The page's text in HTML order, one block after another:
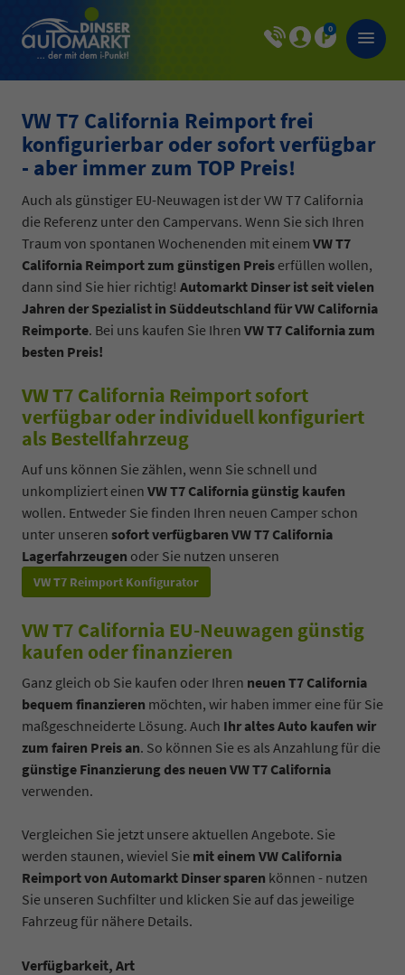
0
VW T7 California Reimport frei
konfigurierbar oder sofort verfügbar
- aber immer zum TOP Preis!
Auch als günstiger EU-Neuwagen ist der VW T7 California
die Referenz unter den Campervans. Wenn Sie sich Ihren
Traum von spontanen Wochenenden mit einem VW T7
California Reimport zum günstigen Preis erfüllen wollen,
dann sind Sie hier richtig! Automarkt Dinser ist seit vielen
Jahren der Spezialist in Süddeutschland für VW California
Reimporte. Bei uns kaufen Sie Ihren VW T7 California zum
besten Preis!
VW T7 California Reimport sofort
verfügbar oder individuell konfiguriert
als Bestellfahrzeug
Auf uns können Sie zählen, wenn Sie schnell und
unkompliziert einen VW T7 California günstig kaufen
wollen. Entweder Sie finden Ihren neuen Camper schon
unter unseren sofort verfügbaren VW T7 California
Lagerfahrzeugen oder Sie nutzen unseren
VW T7 Reimport Konfigurator
VW T7 California EU-Neuwagen günstig
kaufen oder finanzieren
Ganz gleich ob Sie kaufen oder Ihren neuen T7 California
bequem finanzieren möchten, wir haben immer eine für Sie
maßgeschneiderte Lösung. Auch Ihr altes Auto kaufen wir
zum fairen Preis an. So können Sie es als Anzahlung für die
günstige Finanzierung des neuen VW T7 California
verwenden.
Vergleichen Sie jetzt unsere aktuellen Angebote. Sie
werden staunen, wieviel Sie mit einem VW California
Reimport von Automarkt Dinser sparen können - nutzen
Sie unseren Suchfilter und klicken Sie auf das jeweilige
Fahrzeug für nähere Details.
Verfügbarkeit, Art